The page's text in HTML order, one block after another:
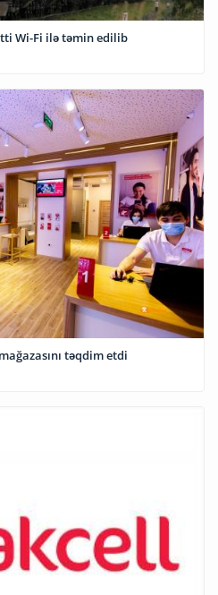
Wi-Fi ilə təmin edilib
təqdim etdi